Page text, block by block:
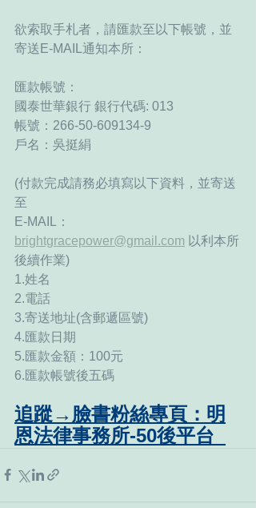
欲索取手札者，請匯款至以下帳號，並
寄送E-MAIL通知本所：
匯款帳號：
國泰世華銀行 銀行代碼: 013
帳號：266-50-609134-9
戶名：吳挺絹
(付款完成請務必填寫以下資料，並寄送
至
E-MAIL：
brightgracepower@gmail.com 以利本所
後續作業)
1.姓名
2.電話
3.寄送地址(含郵遞區號)
4.匯款日期
5.匯款金額：100元
6.匯款帳號後五碼
追蹤→臉書粉絲專頁：明
恩法律事務所-50後平台